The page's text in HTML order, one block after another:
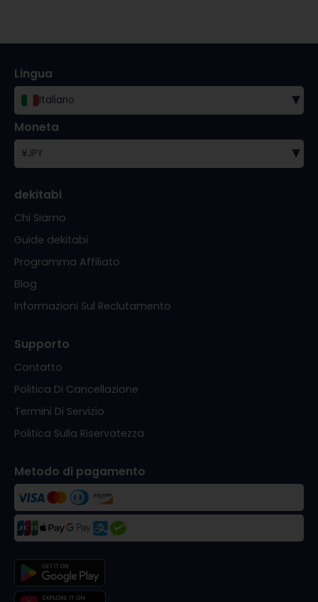
Lingua
Italiano ▾
Moneta
¥JPY ▾
dekitabi
Chi Siamo
Guide dekitabi
Programma Affiliato
Blog
Informazioni Sul Reclutamento
Supporto
Contatto
Politica Di Cancellazione
Termini Di Servizio
Politica Sulla Riservatezza
Metodo di pagamento